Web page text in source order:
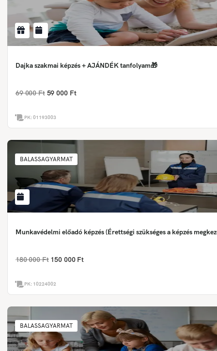
Dajka szakmai képzés + AJÁNDÉK tanfolyam🎁
69 000 Ft 59 000 Ft
PK:01193003
BALASSAGYARMAT
Munkavédelmi előadó képzés (Érettségi szükséges a képzés
180 000 Ft 150 000 Ft
PK: 10224002
BALASSAGYARMAT